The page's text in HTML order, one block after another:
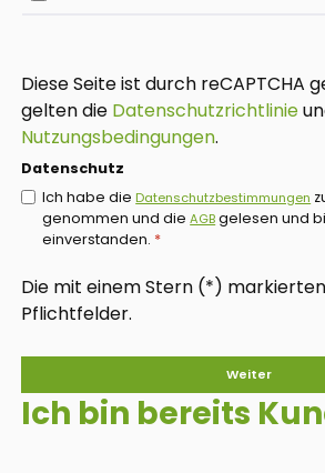
Ich bin bereits
Diese Seite ist durch reCAPTCHA
gelten die Datenschutzrichtlinie
Nutzungsbedingungen.
Datenschutz
Ich habe dieDatenschutzbestimmungen
genommen und dieAGBgelesen und
einverstanden. *
Die mit einem Stern (*)
Pflichtfelder.
Weiter